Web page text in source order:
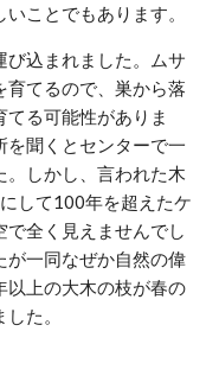
ことでもあります。
び込まれました。ムサ
育てるので、巣から落
る可能性がありま
を聞くとセンターで一
。しかし、言われた木
して100年を超えたケ
全く見えませんでし
が一同なぜか自然の偉
以上の大木の枝が春の
た。